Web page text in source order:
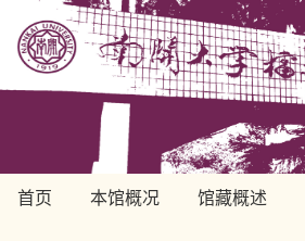
首页 本馆概况 馆藏概述